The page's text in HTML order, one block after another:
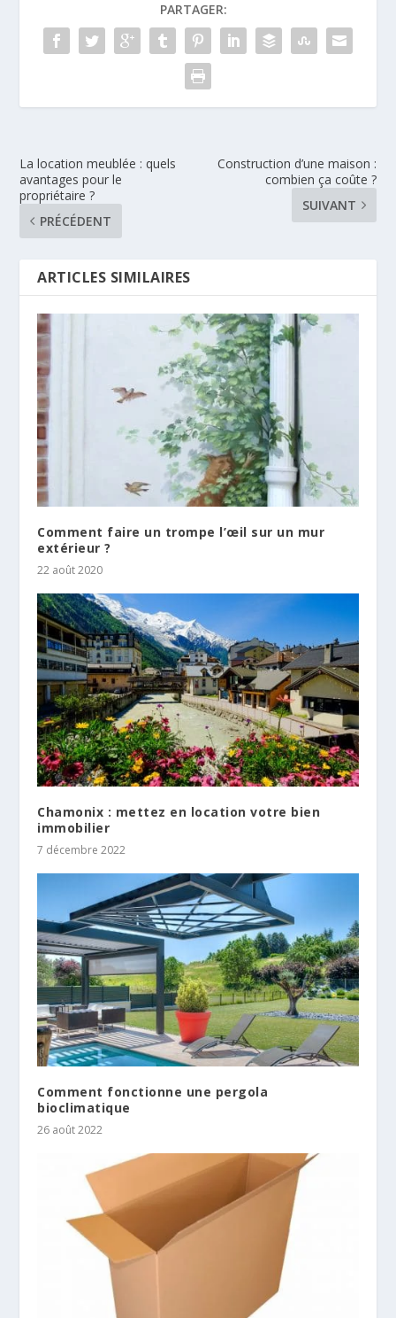
PARTAGER:
La location meublée : quels
avantages pour le
propriétaire ?
PRÉCÉDENT
Construction d’une maison :
combien ça coûte ?
SUIVANT
ARTICLES SIMILAIRES
Comment faire un trompe l’œil sur un mur
extérieur ?
22 août 2020
Chamonix : mettez en location votre bien
immobilier
7 décembre 2022
Comment fonctionne une pergola
bioclimatique
26 août 2022